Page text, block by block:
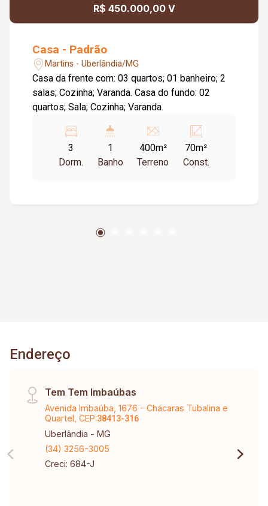
R$ 450.000,00 V
Casa - Padrão
Martins - Uberlândia/MG
Casa da frente com: 03 quartos; 01 banheiro; 2
salas; Cozinha; Varanda. Casa do fundo: 02
quartos; Sala; Cozinha; Varanda.
3
Dorm.
1
Banho
400m²
Terreno
70m²
Const.
Endereço
Tem Tem Imbaúbas
Avenida Imbaúba, 1676 - Chácaras Tubalina e
Quartel, CEP:38413-316
Uberlândia - MG
(34) 3256-3005
Creci: 684-J